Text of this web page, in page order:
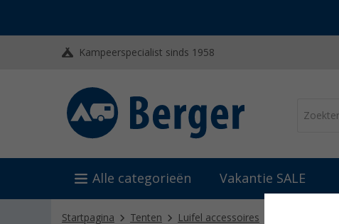
Kampeerspecialist sinds 1958
Alle categorieën Vakantie SALE
Startpagina Tenten Luifel accessoires